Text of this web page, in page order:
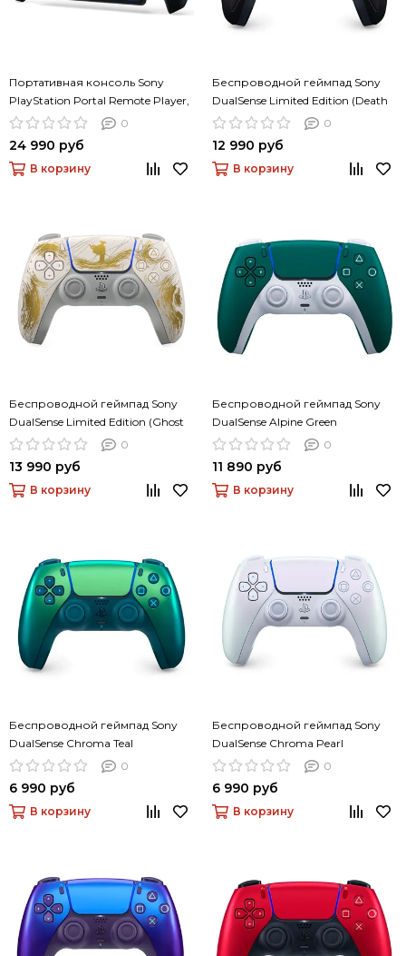
Портативная консоль Sony
PlayStation Portal Remote Player,
чёрный
0
24 990 руб
В корзину
Беспроводной геймпад Sony
DualSense Limited Edition (Death
Stranding 2: On the Beach)
0
12 990 руб
В корзину
Беспроводной геймпад Sony
DualSense Limited Edition (Ghost
of Yotei Gold)
0
13 990 руб
В корзину
Беспроводной геймпад Sony
DualSense Alpine Green
(альпийский зеленый)
0
11 890 руб
В корзину
Беспроводной геймпад Sony
DualSense Chroma Teal
(насыщенный сине-зеленый)
0
6 990 руб
В корзину
Беспроводной геймпад Sony
DualSense Chroma Pearl
(насыщенный жемчужный)
0
6 990 руб
В корзину